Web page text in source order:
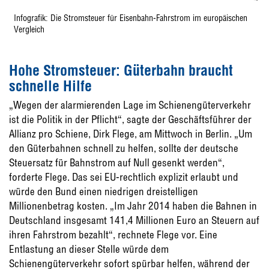
Infografik: Die Stromsteuer für Eisenbahn-Fahrstrom im europäischen
Vergleich
Hohe Stromsteuer: Güterbahn braucht
schnelle Hilfe
„Wegen der alarmierenden Lage im Schienengüterverkehr
ist die Politik in der Pflicht“, sagte der Geschäftsführer der
Allianz pro Schiene, Dirk Flege, am Mittwoch in Berlin. „Um
den Güterbahnen schnell zu helfen, sollte der deutsche
Steuersatz für Bahnstrom auf Null gesenkt werden“,
forderte Flege. Das sei EU-rechtlich explizit erlaubt und
würde den Bund einen niedrigen dreistelligen
Millionenbetrag kosten. „Im Jahr 2014 haben die Bahnen in
Deutschland insgesamt 141,4 Millionen Euro an Steuern auf
ihren Fahrstrom bezahlt“, rechnete Flege vor. Eine
Entlastung an dieser Stelle würde dem
Schienengüterverkehr sofort spürbar helfen, während der